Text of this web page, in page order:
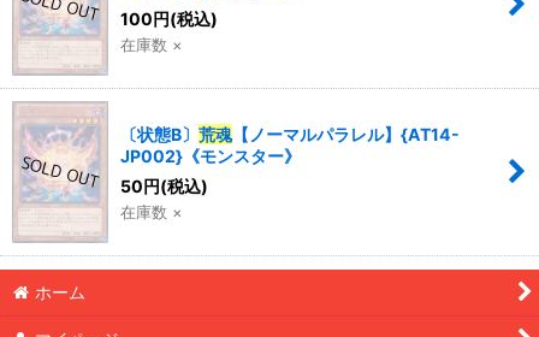
100円(税込)
在庫数 ×
〔状態B〕 荒魂【ノーマルパラレル】{AT14-
JP002}《モンスター》
50円(税込)
在庫数 ×
ホーム